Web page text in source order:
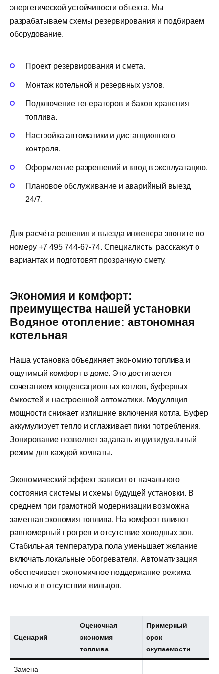
энергетической устойчивости объекта. Мы
разрабатываем схемы резервирования и подбираем
оборудование.
Проект резервирования и смета.
Монтаж котельной и резервных узлов.
Подключение генераторов и баков хранения
топлива.
Настройка автоматики и дистанционного
контроля.
Оформление разрешений и ввод в эксплуатацию.
Плановое обслуживание и аварийный выезд
24/7.
Для расчёта решения и выезда инженера звоните по
номеру +7 495 744-67-74. Специалисты расскажут о
вариантах и подготовят прозрачную смету.
Экономия и комфорт:
преимущества нашей установки
Водяное отопление: автономная
котельная
Наша установка объединяет экономию топлива и
ощутимый комфорт в доме. Это достигается
сочетанием конденсационных котлов, буферных
ёмкостей и настроенной автоматики. Модуляция
мощности снижает излишние включения котла. Буфер
аккумулирует тепло и сглаживает пики потребления.
Зонирование позволяет задавать индивидуальный
режим для каждой комнаты.
Экономический эффект зависит от начального
состояния системы и схемы будущей установки. В
среднем при грамотной модернизации возможна
заметная экономия топлива. На комфорт влияют
равномерный прогрев и отсутствие холодных зон.
Стабильная температура пола уменьшает желание
включать локальные обогреватели. Автоматизация
обеспечивает экономичное поддержание режима
ночью и в отсутствии жильцов.
Сценарий
Оценочная
экономия
топлива
Примерный
срок
окупаемости
Замена